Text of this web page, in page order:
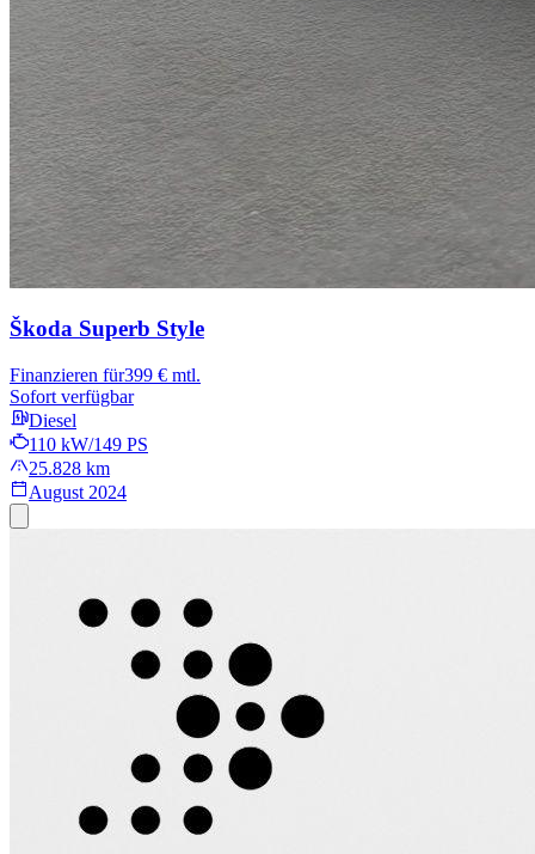
Škoda Superb Style
Finanzieren für399 € mtl.
Sofort verfügbar
Diesel
110 kW/149 PS
25.828 km
August 2024